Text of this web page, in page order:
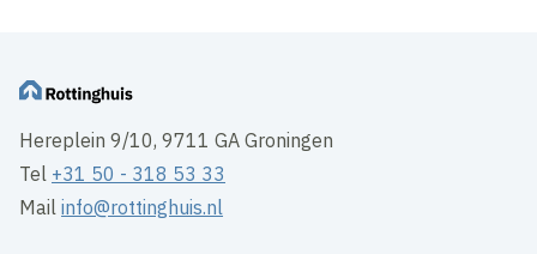
Hereplein 9/10, 9711 GA Groningen
Tel +31 50 - 318 53 33
Mailinfo@rottinghuis.nl